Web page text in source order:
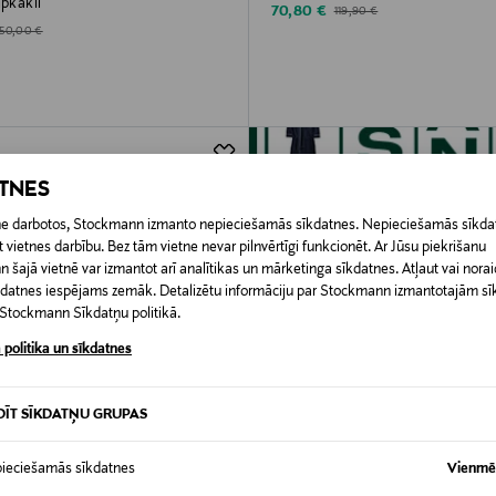
darbotos, Stockmann izmanto nepieciešamās sīkdatnes. Nepieciešamās
vietnes darbību. Bez tām vietne nevar pilnvērtīgi funkcionēt. Ar Jūsu piekrišanu
šajā vietnē var izmantot arī analītikas un mārketinga sīkdatnes. Atļaut vai
iespējams zemāk. Detalizētu informāciju par Stockmann izmantotajām
Sīkdatņu politikā.
politika un sīkdatnes
SĪKDATŅU GRUPAS
sīkdatnes
PricePrice
€
Discounted Price
70,80 € Original Price
119,90 €